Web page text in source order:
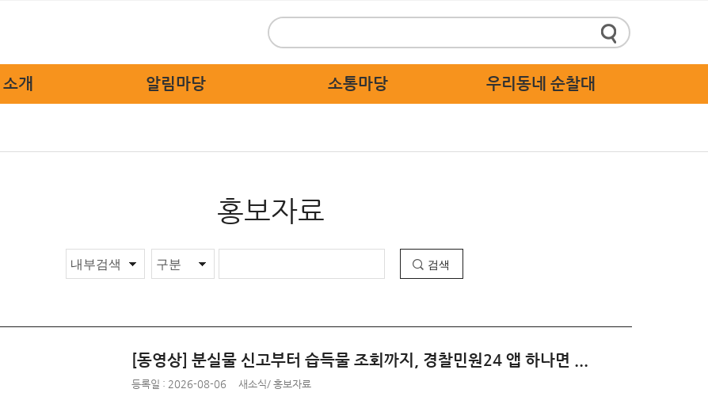
개
말
알림마당
디지털 명예의 전당
소통마당
자치경찰 고충처리
우리동네 순찰대
홍보자료
검색
[동영상] 분실물 신고부터 습득물 조회까지, 경찰민원24 앱 하나면 ...
등록일 : 2026-08-06 새소식/ 홍보자료